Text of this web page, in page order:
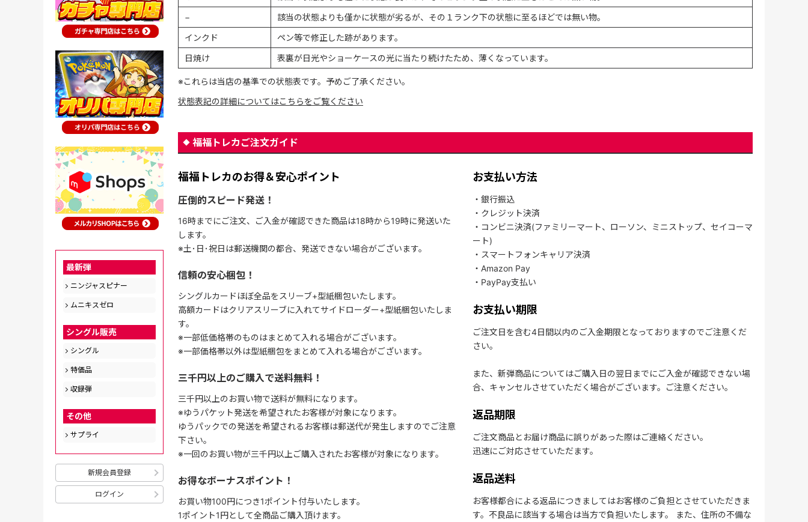
−
該当の状態よりも僅かに状態が劣るが、その１ランク下の状態に至るほどでは無い物。
インクド
ペン等で修正した跡があります。
日焼け
表裏が日光やショーケースの光に当たり続けたため、薄くなっています。
※これらは当店の基準での状態表です。予めご了承ください。
状態表記の詳細についてはこちらをご覧ください
福福トレカご注文ガイド
福福トレカのお得＆安心ポイント
圧倒的スピード発送！
16時までにご注文、ご入金が確認できた商品は18時から19時に発送いた
します。
※土･日･祝日は郵送機関の都合、発送できない場合がございます。
信頼の安心梱包！
シングルカードほぼ全品をスリーブ+型紙梱包いたします。
高額カードはクリアスリーブに入れてサイドローダー+型紙梱包いたしま
す。
※一部低価格帯のものはまとめて入れる場合がございます。
※一部価格帯以外は型紙梱包をまとめて入れる場合がございます。
三千円以上のご購入で送料無料！
三千円以上のお買い物で送料が無料になります。
※ゆうパケット発送を希望されたお客様が対象になります。
ゆうパックでの発送を希望されるお客様は郵送代が発生しますのでご注意
下さい。
※一回のお買い物が三千円以上ご購入されたお客様が対象になります。
お得なボーナスポイント！
お買い物100円につき1ポイント付与いたします。
1ポイント1円として全商品ご購入頂けます。
お支払い方法
・銀行振込
・クレジット決済
・コンビニ決済(ファミリーマート、ローソン、ミニストップ、セイコーマ
ート)
・スマートフォンキャリア決済
・Amazon Pay
・PayPay支払い
お支払い期限
ご注文日を含む4日間以内のご入金期限となっておりますのでご注意くだ
さい。
また、新弾商品についてはご購入日の翌日までにご入金が確認できない場
合、キャンセルさせていただく場合がございます。ご注意ください。
返品期限
ご注文商品とお届け商品に誤りがあった際はご連絡ください。
迅速にご対応させていただます。
返品送料
お客様都合による返品につきましてはお客様のご負担とさせていただきま
す。不良品に該当する場合は当方で負担いたします。 また、住所の不備な
最新弾
ニンジャスピナー
ムニキスゼロ
シングル販売
シングル
特価品
収録弾
その他
サプライ
新規会員登録
ログイン